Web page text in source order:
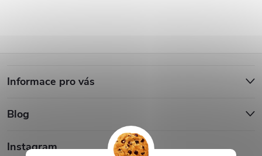
á
p
Informace pro vás
Blog
Instagram